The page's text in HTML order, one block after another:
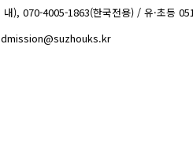
), 070-4005-1863(한국전용) / 유·초등